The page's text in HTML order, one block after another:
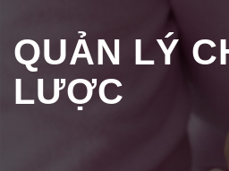
QUẢN LÝ
LƯỢC